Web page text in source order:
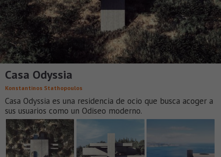
Casa Odyssia
Konstantinos Stathopoulos
Casa Odyssia es una residencia de ocio que busca acoger a
sus usuarios como un Odiseo moderno.